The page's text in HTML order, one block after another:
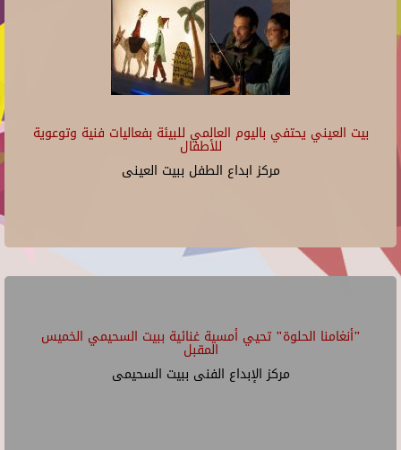
بيت العيني يحتفي باليوم العالمي للبيئة بفعاليات فنية وتوعوية
للأطفال
مركز ابداع الطفل ببيت العينى
"أنغامنا الحلوة" تحيي أمسية غنائية ببيت السحيمي الخميس
المقبل
مركز الإبداع الفنى ببيت السحيمى